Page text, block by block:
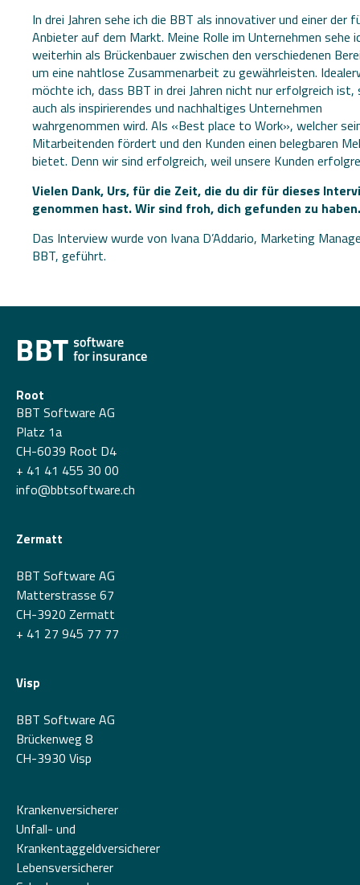
In drei Jahren sehe ich die BBT als innovativer und einer der
Anbieter auf dem Markt. Meine Rolle im Unternehmen sehe
weiterhin als Brückenbauer zwischen den verschiedenen
um eine nahtlose Zusammenarbeit zu gewährleisten.
möchte ich, dass BBT in drei Jahren nicht nur erfolgreich ist,
auch als inspirierendes und nachhaltiges Unternehmen
wahrgenommen wird. Als «Best place to Work», welcher
Mitarbeitenden fördert und den Kunden einen belegbaren
bietet. Denn wir sind erfolgreich, weil unsere Kunden
Vielen Dank, Urs, für die Zeit, die du dir für dieses
genommen hast. Wir sind froh, dich gefunden zu haben.
Das Interview wurde von Ivana D’Addario, Marketing
BBT, geführt.
Root
BBT Software AG
Platz 1a
CH-6039 Root D4
+ 41 41 455 30 00
info@bbtsoftware.ch
Zermatt
BBT Software AG
Matterstrasse 67
CH-3920 Zermatt
+ 41 27 945 77 77
Visp
BBT Software AG
Brückenweg 8
CH-3930 Visp
Krankenversicherer
Unfall- und
Krankentaggeldversicherer
Lebensversicherer